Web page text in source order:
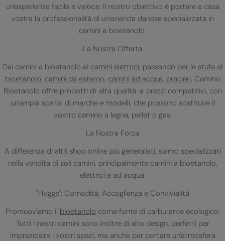
un'esperienza facile e veloce. Il nostro obiettivo è portare a casa
vostra la professionalità di un'azienda danese specializzata in
camini a bioetanolo.
La Nostra Offerta
Dai camini a bioetanolo ai camini elettrici, passando per le stufe al
bioetanolo, camini da esterno, camini ad acqua, bracieri, Camino
Bioetanolo offre prodotti di alta qualità a prezzi competitivi, con
un'ampia scelta di marche e modelli, che possono sostituire il
vostro camino a legna, pellet o gas.
La Nostra Forza
A differenza di altri shop online più generalisti, siamo specializzati
nella vendita di soli camini, principalmente camini a bioetanolo,
elettrici e ad acqua.
"Hygge": Comodità, Accoglienza e Convivialità
Promuoviamo il bioetanolo come fonte di carburante ecologico.
Tutti i nostri camini sono inoltre di alto design, perfetti per
impreziosire i vostri spazi, ma anche per portare un'atmosfera